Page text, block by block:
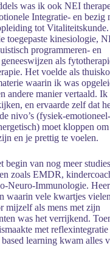
was ik ook NEI
Integratie- en bezig
tot
toegepaste kinesiologie,
programmeren- en
als
Het voelde als
waarin ik was
andere manier vertaald. Ik
en ervaarde zelf dat
nivo’s (fysiek-emotioneel-
moet kloppen om
en je prettig te voelen.
begin van nog meer
zoals EMDR,
Neuro-Immunologie.
waarin vele kwartjes
mijzelf als mens met zijn
was het verrijkend.
met reflexintegratie
learning kwam alles